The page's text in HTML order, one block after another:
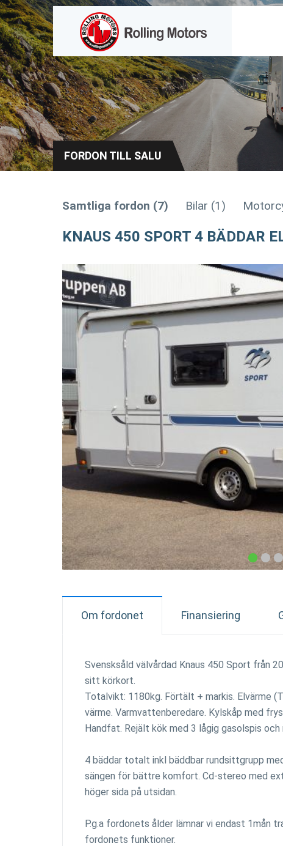
FORDON TILL SALU
Samtliga fordon (7) Bilar (1)
KNAUS 450 SPORT 4 BÄDDAR
Om fordonet Finansiering
Svensksåld välvårdad Knaus 450 Sport från
sitt körkort.
Totalvikt: 1180kg. Förtält + markis. Elvärme
värme. Varmvattenberedare. Kylskåp med
Handfat. Rejält kök med 3 lågig gasolspis
4 bäddar totalt inkl bäddbar rundsittgrupp
sängen för bättre komfort. Cd-stereo med
höger sida på utsidan.
P.g.a fordonets ålder lämnar vi endast 1mån
fordonets funktioner.